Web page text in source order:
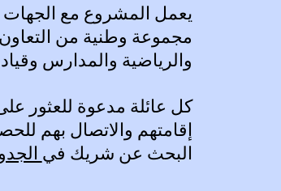
يعمل المشروع مع الجهات
مجموعة وطنية من التعاون
والرياضية والمدارس
كل عائلة مدعوة للعثور
إقامتهم والاتصال بهم
البحث عن شريك في